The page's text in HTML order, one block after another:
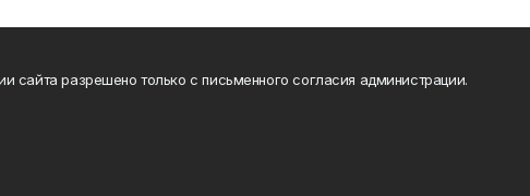
разрешено только с письменного согласия администрации.